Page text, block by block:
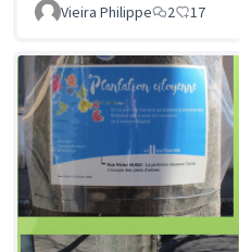
Vieira Philippe
2 17